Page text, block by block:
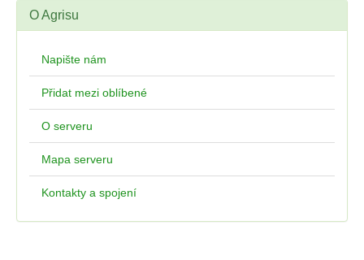
O Agrisu
Napište nám
Přidat mezi oblíbené
O serveru
Mapa serveru
Kontakty a spojení